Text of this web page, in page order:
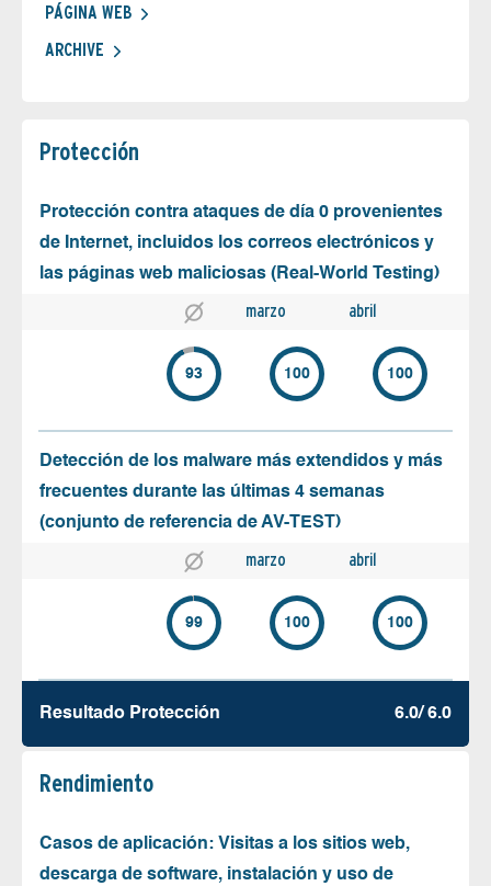
PÁGINA WEB
ARCHIVE
Protección
Protección contra ataques de día 0 provenientes
de Internet, incluidos los correos electrónicos y
las páginas web maliciosas (Real-World Testing)
marzo abril
93 100 100
Detección de los malware más extendidos y más
frecuentes durante las últimas 4 semanas
(conjunto de referencia de AV-TEST)
marzo abril
99 100 100
Resultado Protección 6.0/ 6.0
Rendimiento
Casos de aplicación: Visitas a los sitios web,
descarga de software, instalación y uso de